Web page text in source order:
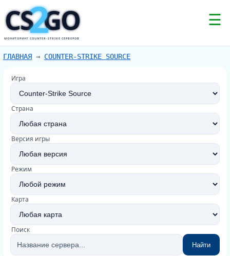
CS GO
2
МОНИТОРИНГ COUNTER-STRIKE СЕРВЕРОВ
☰
ГЛАВНАЯ → COUNTER-STRIKE SOURCE
Игра
Страна
Версия игры
Режим
Карта
Поиск
Найти